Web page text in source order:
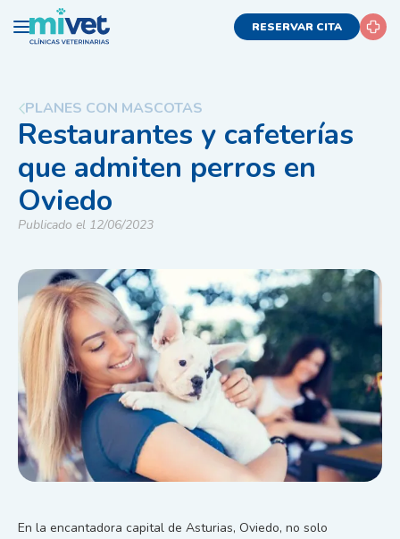
RESERVAR CITA
PLANES CON MASCOTAS
Restaurantes y cafeterías
que admiten perros en
Oviedo
Publicado el 12/06/2023
En la encantadora capital de Asturias, Oviedo, no solo